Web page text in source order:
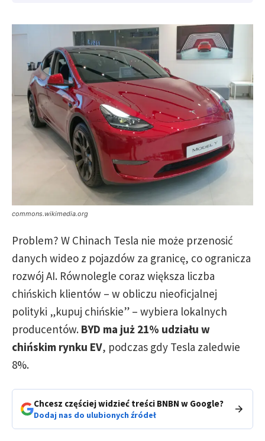
commons.wikimedia.org
Problem? W Chinach Tesla nie może przenosić
danych wideo z pojazdów za granicę, co ogranicza
rozwój AI. Równolegle coraz większa liczba
chińskich klientów – w obliczu nieoficjalnej
polityki „kupuj chińskie” – wybiera lokalnych
producentów. BYD ma już 21% udziału w
chińskim rynku EV, podczas gdy Tesla zaledwie
8%.
Chcesz częściej widzieć treści BNBN w Google?
Dodaj nas do ulubionych źródeł